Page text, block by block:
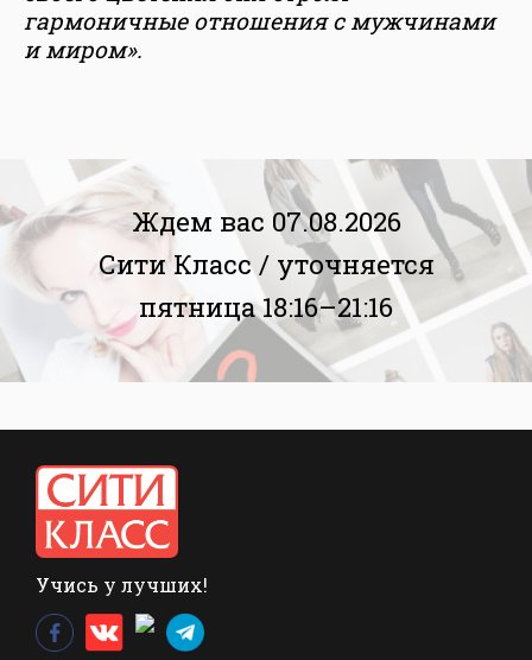
гармоничные отношения с мужчинами
и миром».
Ждем вас 07.08.2026
Сити Класс / уточняется
пятница 18:16–21:16
Учись у лучших!